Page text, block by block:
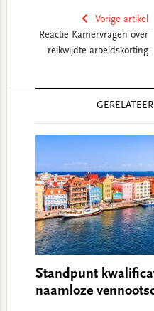
Vorige artikel
Reactie Kamervragen over
reikwijdte arbeidskorting
Standpunt
naamloze